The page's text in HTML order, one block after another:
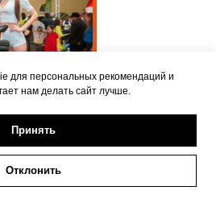
для персональных рекомендаций и
нам делать сайт лучше.
Принять
Отклонить